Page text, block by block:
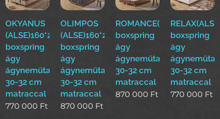
OKYANUS
(ALSE)160*200cm
boxspring
ágy
ágyneműtartóval
30-32 cm
matraccal
770 000 Ft
OLIMPOS
(ALSE)160*200cm
boxspring
ágy
ágyneműtartóval
30-32 cm
matraccal
870 000 Ft
boxspring
ágy
ágyneműtartóval
30-32 cm
matraccal
870 000 Ft
boxspring
ágy
30-32 cm
matraccal
770 000 Ft